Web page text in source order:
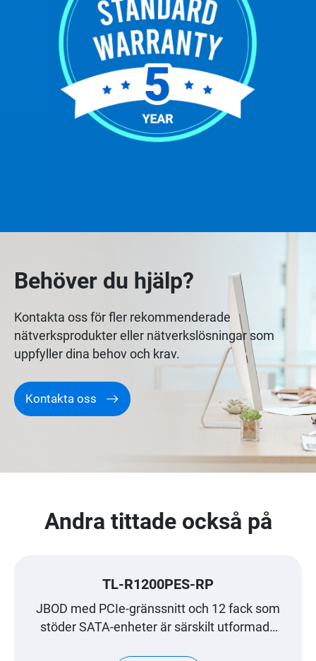
Behöver du hjälp?
Kontakta oss för fler rekommenderade
nätverksprodukter eller nätverkslösningar som
uppfyller dina behov och krav.
Kontakta oss
Andra tittade också på
TL-R1200PES-RP
JBOD med PCIe-gränssnitt och 12 fack som
stöder SATA-enheter är särskilt utformade